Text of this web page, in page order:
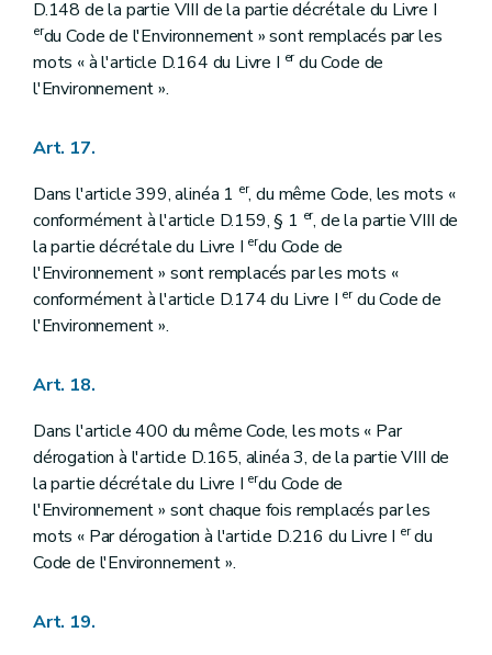
D.148 de la partie VIII de la partie décrétale du Livre I
erdu Code de l'Environnement » sont remplacés par les
mots « à l'article D.164 du Livre I erdu Code de
l'Environnement ».
Art. 17.
Dans l'article 399, alinéa 1 er, du même Code, les mots «
conformément à l'article D.159, § 1 er, de la partie VIII de
la partie décrétale du Livre I erdu Code de
l'Environnement » sont remplacés par les mots «
conformément à l'article D.174 du Livre I erdu Code de
l'Environnement ».
Art. 18.
Dans l'article 400 du même Code, les mots « Par
dérogation à l'article D.165, alinéa 3, de la partie VIII de
la partie décrétale du Livre I erdu Code de
l'Environnement » sont chaque fois remplacés par les
mots « Par dérogation à l'article D.216 du Livre I erdu
Code de l'Environnement ».
Art. 19.